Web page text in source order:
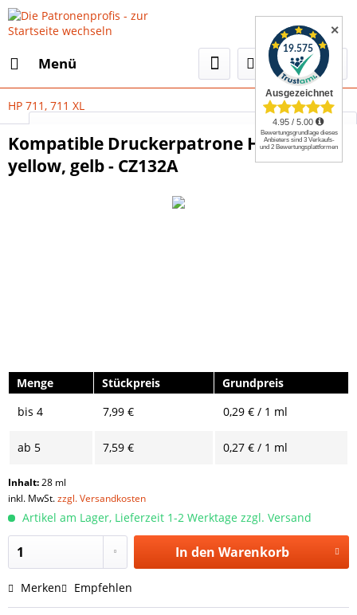
Menü
Select Language▼
HP 711, 711 XL
Kompatible Druckerpatrone HP 711XL
yellow, gelb - CZ132A
Menge Stückpreis
Grundpreis
bis 4 7,99 € 0,29 € / 1 ml
ab 5 7,59 € 0,27 € / 1 ml
Inhalt:28 ml
inkl. MwSt.zzgl. Versandkosten
Artikel am Lager, Lieferzeit 1-2 Werktage zzgl. Versand
In den Warenkorb
Merken Empfehlen
✕